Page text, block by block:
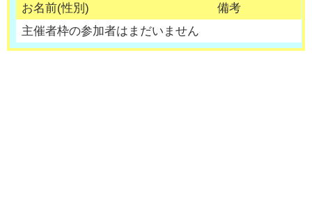
お名前(性別)
備考
主催者枠の参加者はまだいません